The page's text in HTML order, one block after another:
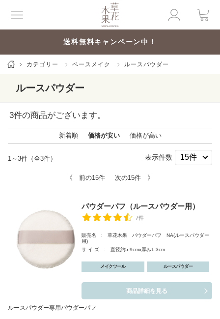
送料無料キャンペーン中！
カテゴリー ベースメイク ルースパウダー
ルースパウダー
3件の商品がございます。
新着順 価格が安い 価格が高い
1～3件（全3件） 表示件数
《 前の15件 次の15件 》
パウダーパフ（ルースパウダー用）
7件
販売名 : 草花木果 パウダーパフ NA(ルースパウダー
用)
サ イ ズ : 直径約5.9cmx厚み1.3cm
メイクツール ルースパウダー
商品詳細を見る
ルースパウダー専用パウダーパフ